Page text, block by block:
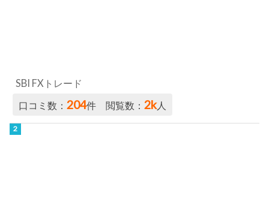
SBI FXトレード
口コミ数：204件 閲覧数：2k人